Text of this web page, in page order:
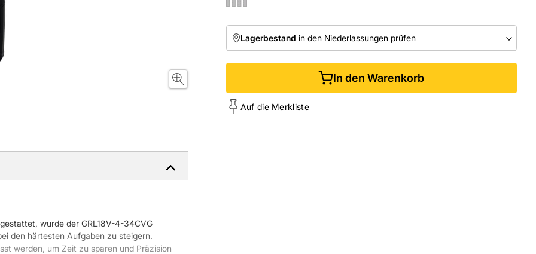
Lagerbestand in den Niederlassungen prüfen
NIEDERLASSUNGEN
In den Warenkorb
Auf die Merkliste
wurde der GRL18V-4-34CVG
den härtesten Aufgaben zu steigern.
werden, um Zeit zu sparen und Präzision